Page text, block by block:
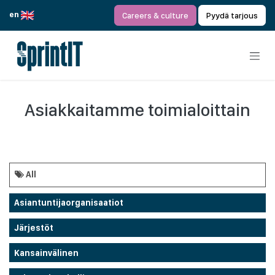
en
Careers & culture Pyydä tarjous
Asiakkaitamme toimialoittain
All
Asiantuntijaorganisaatiot
Järjestöt
Kansainvälinen